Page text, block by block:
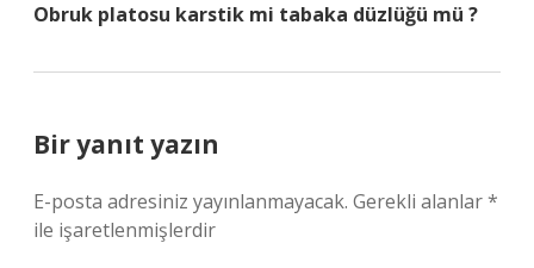
Obruk platosu karstik mi tabaka düzlüğü mü ?
Bir yanıt yazın
E-posta adresiniz yayınlanmayacak. Gerekli alanlar*
ile işaretlenmişlerdir